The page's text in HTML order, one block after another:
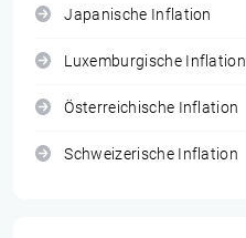
Japanische Inflation
Luxemburgische Inflation
Österreichische Inflation
Schweizerische Inflation